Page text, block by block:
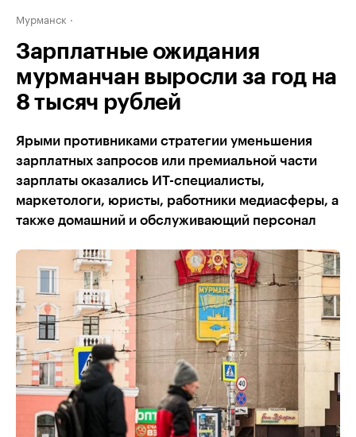
Мурманск
Зарплатные ожидания
мурманчан выросли за год на
8 тысяч рублей
Ярыми противниками стратегии уменьшения
зарплатных запросов или премиальной части
зарплаты оказались ИТ-специалисты,
маркетологи, юристы, работники медиасферы, а
также домашний и обслуживающий персонал